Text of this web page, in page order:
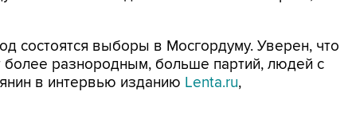
состоятся выборы в Мосгордуму. Уверен, что
более разнородным, больше партий, людей с
в интервью изданию Lenta.ru,